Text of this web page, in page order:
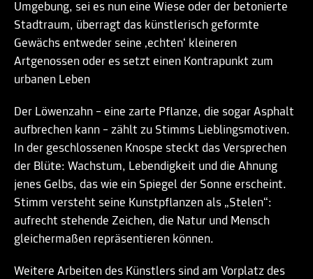
Umgebung, sei es nun eine Wiese oder der betonierte
Stadtraum, überragt das künstlerisch geformte
Gewächs entweder seine ‚echten‘ kleineren
Artgenossen oder es setzt einen Kontrapunkt zum
urbanen Leben
Der Löwenzahn – eine zarte Pflanze, die sogar Asphalt
aufbrechen kann – zählt zu Stimms Lieblingsmotiven.
In der geschlossenen Knospe steckt das Versprechen
der Blüte: Wachstum, Lebendigkeit und die Ahnung
jenes Gelbs, das wie ein Spiegel der Sonne erscheint.
Stimm versteht seine Kunstpflanzen als „Stelen“:
aufrecht stehende Zeichen, die Natur und Mensch
gleichermaßen repräsentieren können.
Weitere Arbeiten des Künstlers sind am Vorplatz des